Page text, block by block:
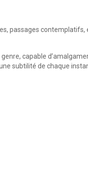
passages
capable
subtilité de chaque